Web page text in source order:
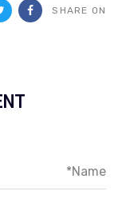
SHARE ON
Name*